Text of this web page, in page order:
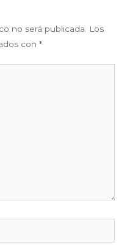
no será publicada.
Los
con *